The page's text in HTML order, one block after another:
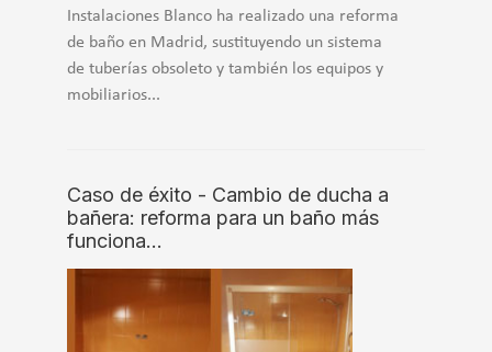
Instalaciones Blanco ha realizado una reforma
de baño en Madrid, sustituyendo un sistema
de tuberías obsoleto y también los equipos y
mobiliarios...
Caso de éxito - Cambio de ducha a
bañera: reforma para un baño más
funciona…